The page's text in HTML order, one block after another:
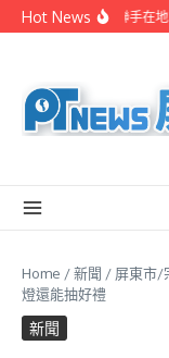
Skip to content
Hot News屏縣府聯手在
Home /新聞 / 屏東市/
燈還能抽好禮
新聞